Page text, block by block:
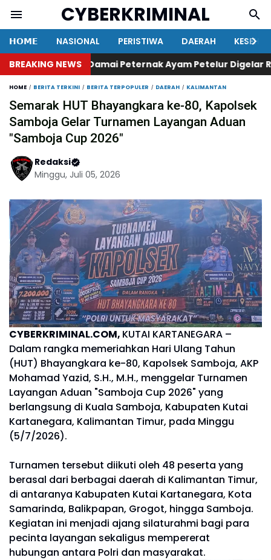
CYBERKRIMINAL
𝗛𝗢𝗠𝗘 NASIONAL PERISTIWA DAERAH
BREAKING NEWS
Aksi Damai Peternak Ayam Petelur Digelar Ribuan
HOME BERITA TERKINI BERITA TERPOPULER DAERAH KALIMANTAN
Semarak HUT Bhayangkara ke-80, Kapolsek
Samboja Gelar Turnamen Layangan Aduan
"Samboja Cup 2026"
Redaksi
Minggu, Juli 05, 2026
CYBERKRIMINAL.COM, KUTAI KARTANEGARA –
Dalam rangka memeriahkan Hari Ulang Tahun
(HUT) Bhayangkara ke-80, Kapolsek Samboja, AKP
Mohamad Yazid, S.H., M.H., menggelar Turnamen
Layangan Aduan "Samboja Cup 2026" yang
berlangsung di Kuala Samboja, Kabupaten Kutai
Kartanegara, Kalimantan Timur, pada Minggu
(5/7/2026).
Turnamen tersebut diikuti oleh 48 peserta yang
berasal dari berbagai daerah di Kalimantan Timur,
di antaranya Kabupaten Kutai Kartanegara, Kota
Samarinda, Balikpapan, Grogot, hingga Samboja.
Kegiatan ini menjadi ajang silaturahmi bagi para
pecinta layangan sekaligus mempererat
hubungan antara Polri dan masyarakat.